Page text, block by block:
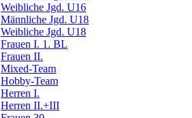
Weibliche Jgd. U16
Männliche Jgd. U18
Weibliche Jgd. U18
Frauen I. 1. BL
Frauen II.
Mixed-Team
Hobby-Team
Herren I.
Herren II.+III